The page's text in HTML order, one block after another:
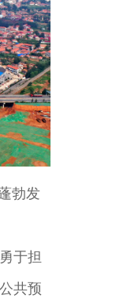
勃发
于担
共预